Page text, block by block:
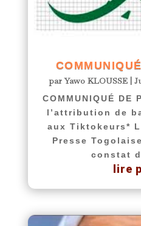
parYawo KLOUSSE|
COMMUNIQUÉ DE
l’attribution de
aux Tiktokeurs*
Presse
constat
lire